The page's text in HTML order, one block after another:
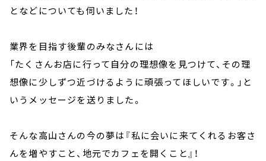
となどについても伺いました！
業界を目指す後輩のみなさんには
「たくさんお店に行って自分の理想像を見つけて、その理
想像に少しずつ近づけるように頑張ってほしいです。」と
いうメッセージを送りました。
そんな高山さんの今の夢は『私に会いに来てくれるお客さ
んを増やすこと、地元でカフェを開くこと』！